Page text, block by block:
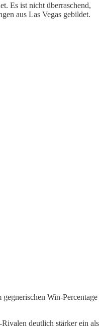
Es ist nicht überraschend,
aus Las Vegas gebildet.
Win-Percentage
deutlich stärker ein als